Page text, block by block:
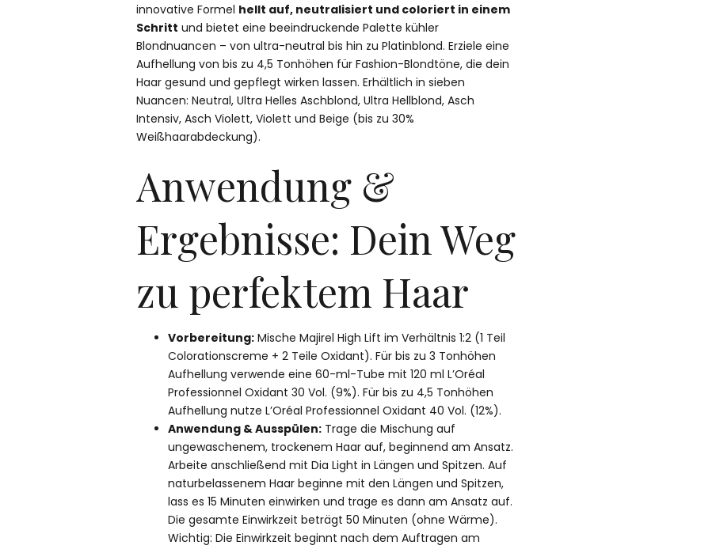
innovative Formel hellt auf, neutralisiert und coloriert in einem
Schritt und bietet eine beeindruckende Palette kühler
Blondnuancen – von ultra-neutral bis hin zu Platinblond. Erziele eine
Aufhellung von bis zu 4,5 Tonhöhen für Fashion-Blondtöne, die dein
Haar gesund und gepflegt wirken lassen. Erhältlich in sieben
Nuancen: Neutral, Ultra Helles Aschblond, Ultra Hellblond, Asch
Intensiv, Asch Violett, Violett und Beige (bis zu 30%
Weißhaarabdeckung).
Anwendung &
Ergebnisse: Dein Weg
zu perfektem Haar
Vorbereitung: Mische Majirel High Lift im Verhältnis 1:2 (1 Teil
Colorationscreme + 2 Teile Oxidant). Für bis zu 3 Tonhöhen
Aufhellung verwende eine 60-ml-Tube mit 120 ml L’Oréal
Professionnel Oxidant 30 Vol. (9%). Für bis zu 4,5 Tonhöhen
Aufhellung nutze L’Oréal Professionnel Oxidant 40 Vol. (12%).
Anwendung & Ausspülen: Trage die Mischung auf
ungewaschenem, trockenem Haar auf, beginnend am Ansatz.
Arbeite anschließend mit Dia Light in Längen und Spitzen. Auf
naturbelassenem Haar beginne mit den Längen und Spitzen,
lass es 15 Minuten einwirken und trage es dann am Ansatz auf.
Die gesamte Einwirkzeit beträgt 50 Minuten (ohne Wärme).
Wichtig: Die Einwirkzeit beginnt nach dem Auftragen am